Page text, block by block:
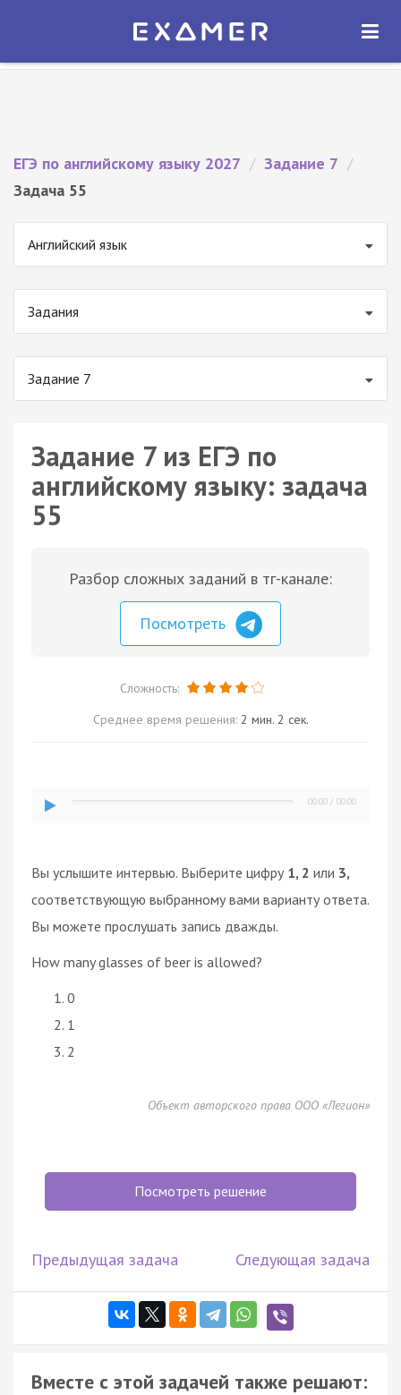
Экзамер — ЕГЭ 2027
ОТКРЫТЬ
ЕГЭ по английскому языку 2027 / Задание 7 /
Задача 55
Английский язык
Задания
Задание 7
Задание 7 из ЕГЭ по
английскому языку: задача
55
Разбор сложных заданий в тг-канале:
Посмотреть
Сложность:
Среднее время решения: 2 мин. 2 сек.
00:00 / 00:00
Вы услышите интервью. Выберите цифру 1, 2 или 3,
соответствующую выбранному вами варианту ответа.
Вы можете прослушать запись дважды.
How many glasses of beer is allowed?
0
1
2
Объект авторского права ООО «Легион»
Посмотреть решение
Предыдущая задача Следующая задача
Вместе с этой задачей также решают: